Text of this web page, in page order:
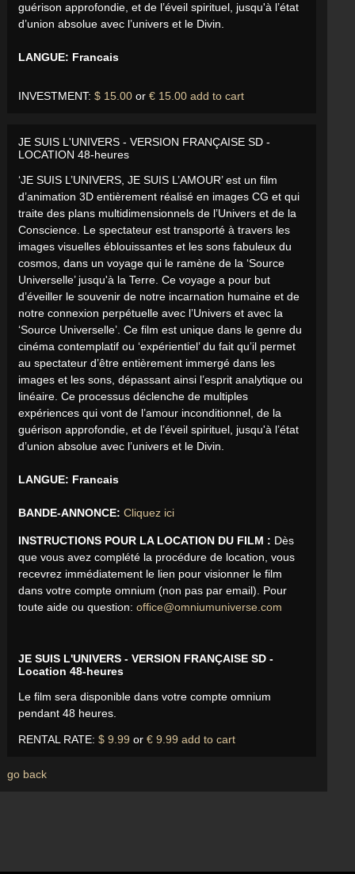
guérison approfondie, et de l’éveil spirituel, jusqu'à l’état
d’union absolue avec l’univers et le Divin.
LANGUE: Francais
INVESTMENT: $ 15.00 or € 15.00 add to cart
JE SUIS L'UNIVERS - VERSION FRANÇAISE SD -
LOCATION 48-heures
‘JE SUIS L’UNIVERS, JE SUIS L’AMOUR’ est un film
d’animation 3D entièrement réalisé en images CG et qui
traite des plans multidimensionnels de l’Univers et de la
Conscience. Le spectateur est transporté à travers les
images visuelles éblouissantes et les sons fabuleux du
cosmos, dans un voyage qui le ramène de la ‘Source
Universelle’ jusqu'à la Terre. Ce voyage a pour but
d’éveiller le souvenir de notre incarnation humaine et de
notre connexion perpétuelle avec l’Univers et avec la
‘Source Universelle’. Ce film est unique dans le genre du
cinéma contemplatif ou ‘expérientiel’ du fait qu’il permet
au spectateur d’être entièrement immergé dans les
images et les sons, dépassant ainsi l’esprit analytique ou
linéaire. Ce processus déclenche de multiples
expériences qui vont de l’amour inconditionnel, de la
guérison approfondie, et de l’éveil spirituel, jusqu'à l’état
d’union absolue avec l’univers et le Divin.
LANGUE: Francais
BANDE-ANNONCE: Cliquez ici
INSTRUCTIONS POUR LA LOCATION DU FILM : Dès
que vous avez complété la procédure de location, vous
recevrez immédiatement le lien pour visionner le film
dans votre compte omnium (non pas par email). Pour
toute aide ou question: office@omniumuniverse.com
JE SUIS L'UNIVERS - VERSION FRANÇAISE SD -
Location 48-heures
Le film sera disponible dans votre compte omnium
pendant 48 heures.
RENTAL RATE: $ 9.99 or € 9.99 add to cart
go back